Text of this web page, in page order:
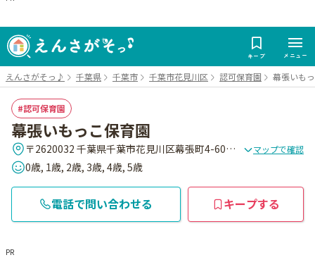
キープ メニュー
えんさがそっ♪ 千葉県 千葉市 千葉市花見川区 認可保育園 幕張いも
認可保育園
幕張いもっこ保育園
〒2620032 千葉県千葉市花見川区幕張町4-608-1(本園)、4-607-1(分園) マップで確認
0歳, 1歳, 2歳, 3歳, 4歳, 5歳
電話で問い合わせる キープする
PR